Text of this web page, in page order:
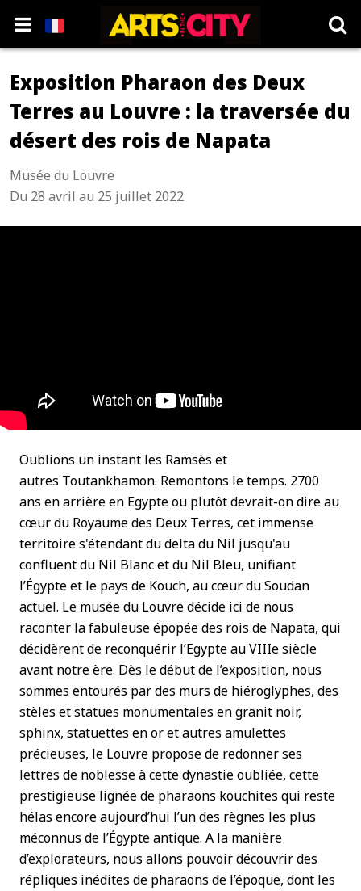
Exposition Pharaon des Deux
Terres au Louvre : la traversée du
désert des rois de Napata
Musée du Louvre
Du 28 avril au 25 juillet 2022
Oublions un instant les Ramsès et
autres Toutankhamon. Remontons le temps. 2700
ans en arrière en Egypte ou plutôt devrait-on dire au
cœur du Royaume des Deux Terres, cet immense
territoire s'étendant du delta du Nil jusqu'au
confluent du Nil Blanc et du Nil Bleu, unifiant
l’Égypte et le pays de Kouch, au cœur du Soudan
actuel. Le musée du Louvre décide ici de nous
raconter la fabuleuse épopée des rois de Napata, qui
décidèrent de reconquérir l’Egypte au VIIIe siècle
avant notre ère. Dès le début de l’exposition, nous
sommes entourés par des murs de hiéroglyphes, des
stèles et statues monumentales en granit noir,
sphinx, statuettes en or et autres amulettes
précieuses, le Louvre propose de redonner ses
lettres de noblesse à cette dynastie oubliée, cette
prestigieuse lignée de pharaons kouchites qui reste
hélas encore aujourd’hui l’un des règnes les plus
méconnus de l’Égypte antique. A la manière
d’explorateurs, nous allons pouvoir découvrir des
répliques inédites de pharaons de l’époque, dont les